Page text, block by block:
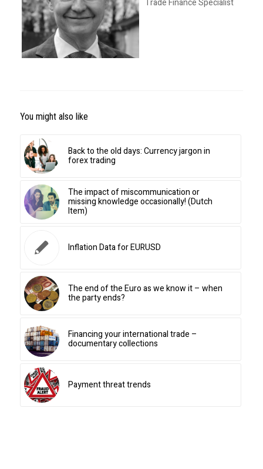
Trade Finance Specialist
You might also like
Back to the old days: Currency jargon in
forex trading
The impact of miscommunication or
missing knowledge occasionally! (Dutch
Item)
Inflation Data for EURUSD
The end of the Euro as we know it – when
the party ends?
Financing your international trade –
documentary collections
Payment threat trends